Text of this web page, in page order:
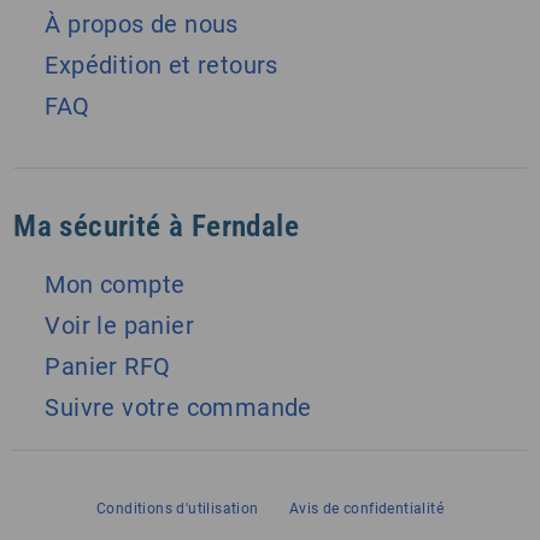
À propos de nous
Expédition et retours
FAQ
Ma sécurité à Ferndale
Mon compte
Voir le panier
Panier RFQ
Suivre votre commande
Conditions d'utilisation Avis de confidentialité